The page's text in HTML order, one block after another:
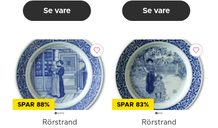
Se vare Se vare
SPAR 88%
Rörstrand
SPAR 83%
Rörstrand